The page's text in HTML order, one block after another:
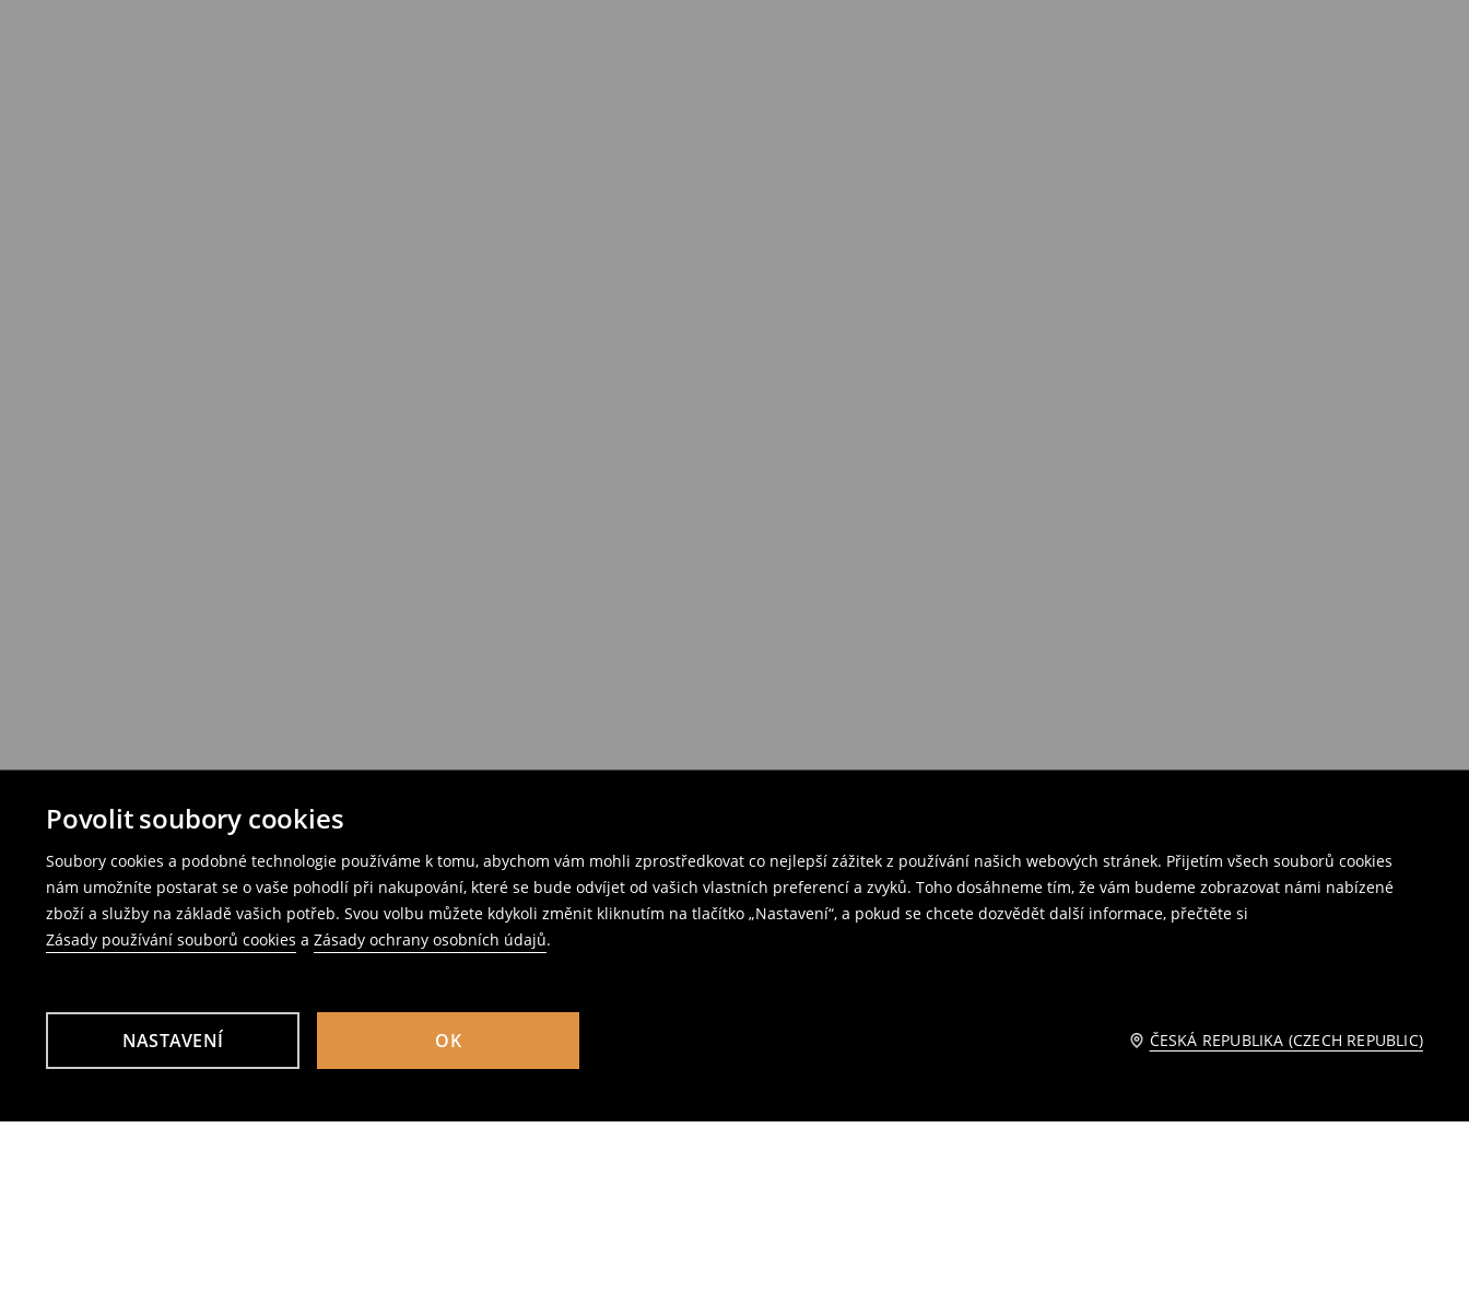
Povolit soubory cookies
Soubory cookies a podobné technologie používáme k tomu, abychom vám mohli zprostředkovat co nejlepší zážitek z používání našich webových stránek. Přijetím všech souborů cookies
nám umožníte postarat se o vaše pohodlí při nakupování, které se bude odvíjet od vašich vlastních preferencí a zvyků. Toho dosáhneme tím, že vám budeme zobrazovat námi nabízené
zboží a služby na základě vašich potřeb. Svou volbu můžete kdykoli změnit kliknutím na tlačítko „Nastavení“, a pokud se chcete dozvědět další informace, přečtěte si
Zásady používání souborů cookies a Zásady ochrany osobních údajů.
NASTAVENÍ OK ČESKÁ REPUBLIKA (CZECH REPUBLIC)